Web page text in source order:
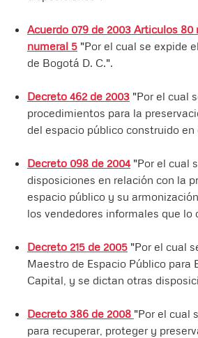
Acuerdo 079 de 2003 Articulos 80
numeral 5 "Por el cual se expide
de Bogotá D. C.".
Decreto 462 de 2003 "Por el cual
procedimientos para la
del espacio público construido
Decreto 098 de 2004"Por el cual
disposiciones en relación con la
espacio público y su
los vendedores informales que lo
Decreto 215 de 2005 "Por el cual
Maestro de Espacio Público para
Capital, y se dictan otras
Decreto 386 de 2008 "Por el cual
para recuperar, proteger y